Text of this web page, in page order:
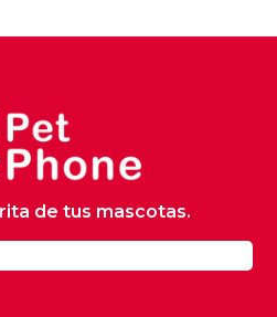
de tus mascotas.